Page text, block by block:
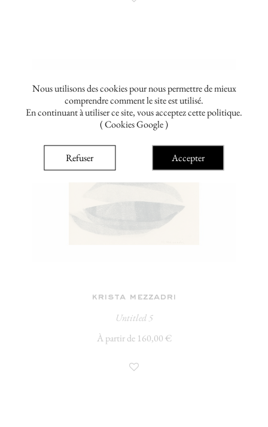
Nous utilisons des cookies pour nous permettre de mieux
comprendre comment le site est utilisé.
En continuant à utiliser ce site, vous acceptez cette politique.
( Cookies Google )
Refuser Accepter
krista mezzadri
Untitled 5
À partir de 160,00 €